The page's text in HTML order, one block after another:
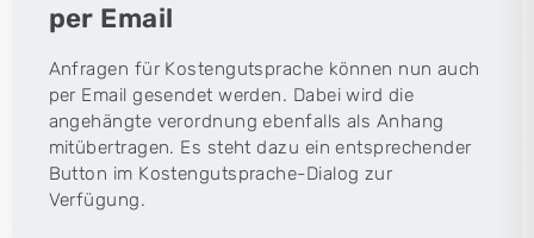
per Email
Anfragen für Kostengutsprache können nun auch
per Email gesendet werden. Dabei wird die
angehängte verordnung ebenfalls als Anhang
mitübertragen. Es steht dazu ein entsprechender
Button im Kostengutsprache-Dialog zur
Verfügung.